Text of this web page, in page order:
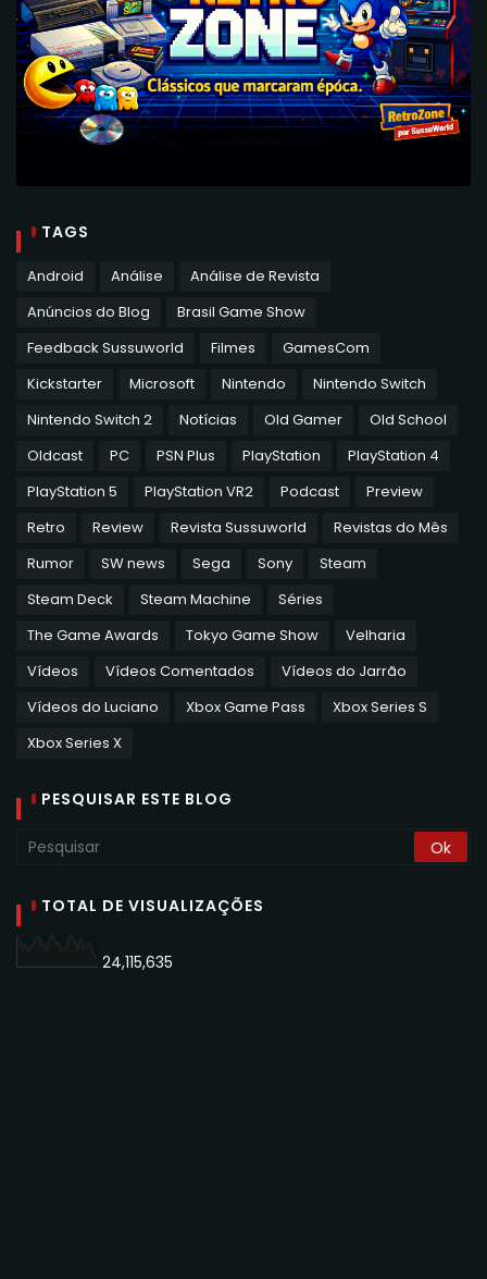
TAGS
Android Análise
Análise de Revista
Anúncios do Blog
Brasil Game Show
Feedback Sussuworld
Filmes
GamesCom
Kickstarter
Microsoft Nintendo
Nintendo Switch
Nintendo Switch 2
Notícias Old Gamer
Old School
Oldcast
PC PSN Plus PlayStation
PlayStation 4
PlayStation 5
PlayStation VR2 Podcast
Preview
Retro
Review Revista Sussuworld
Revistas do Mês
Rumor
SW news Sega Sony
Steam
Steam Deck
Steam Machine
Séries
The Game Awards
Tokyo Game Show
Velharia
Vídeos
Vídeos Comentados
Vídeos do Jarrão
Vídeos do Luciano
Xbox Game Pass
Xbox Series S
Xbox Series X
PESQUISAR ESTE BLOG
TOTAL DE VISUALIZAÇÕES
24,115,635